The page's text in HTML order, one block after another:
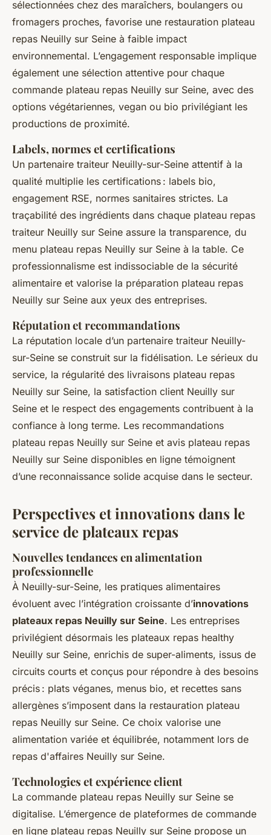
sélectionnées chez des maraîchers, boulangers ou
fromagers proches, favorise une restauration plateau
repas Neuilly sur Seine à faible impact
environnemental. L’engagement responsable implique
également une sélection attentive pour chaque
commande plateau repas Neuilly sur Seine, avec des
options végétariennes, vegan ou bio privilégiant les
productions de proximité.
Labels, normes et certifications
Un partenaire traiteur Neuilly-sur-Seine attentif à la
qualité multiplie les certifications : labels bio,
engagement RSE, normes sanitaires strictes. La
traçabilité des ingrédients dans chaque plateau repas
traiteur Neuilly sur Seine assure la transparence, du
menu plateau repas Neuilly sur Seine à la table. Ce
professionnalisme est indissociable de la sécurité
alimentaire et valorise la préparation plateau repas
Neuilly sur Seine aux yeux des entreprises.
Réputation et recommandations
La réputation locale d’un partenaire traiteur Neuilly-
sur-Seine se construit sur la fidélisation. Le sérieux du
service, la régularité des livraisons plateau repas
Neuilly sur Seine, la satisfaction client Neuilly sur
Seine et le respect des engagements contribuent à la
confiance à long terme. Les recommandations
plateau repas Neuilly sur Seine et avis plateau repas
Neuilly sur Seine disponibles en ligne témoignent
d’une reconnaissance solide acquise dans le secteur.
Perspectives et innovations dans le
service de plateaux repas
Nouvelles tendances en alimentation
professionnelle
À Neuilly-sur-Seine, les pratiques alimentaires
évoluent avec l’intégration croissante d’innovations
plateaux repas Neuilly sur Seine. Les entreprises
privilégient désormais les plateaux repas healthy
Neuilly sur Seine, enrichis de super-aliments, issus de
circuits courts et conçus pour répondre à des besoins
précis : plats véganes, menus bio, et recettes sans
allergènes s’imposent dans la restauration plateau
repas Neuilly sur Seine. Ce choix valorise une
alimentation variée et équilibrée, notamment lors de
repas d'affaires Neuilly sur Seine.
Technologies et expérience client
La commande plateau repas Neuilly sur Seine se
digitalise. L’émergence de plateformes de commande
en ligne plateau repas Neuilly sur Seine propose un